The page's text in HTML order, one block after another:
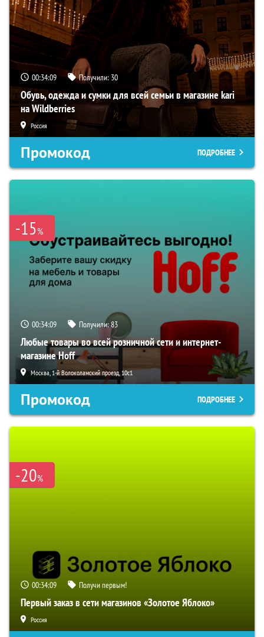
00:34:09 Получили: 30
Обувь, одежда и сумки для всей семьи в магазине kari
на Wildberries
Россия
Промокод ПОДРОБНЕЕ
-15%
00:34:09 Получили:83
Любые товары во всей розничной сети и интернет-
магазине Hoff
Москва, 1-й Волоколамский проезд, 10с1
Промокод ПОДРОБНЕЕ
-20%
00:34:09 Получи первым!
Первый заказ в сети магазинов «Золотое Яблоко»
Россия